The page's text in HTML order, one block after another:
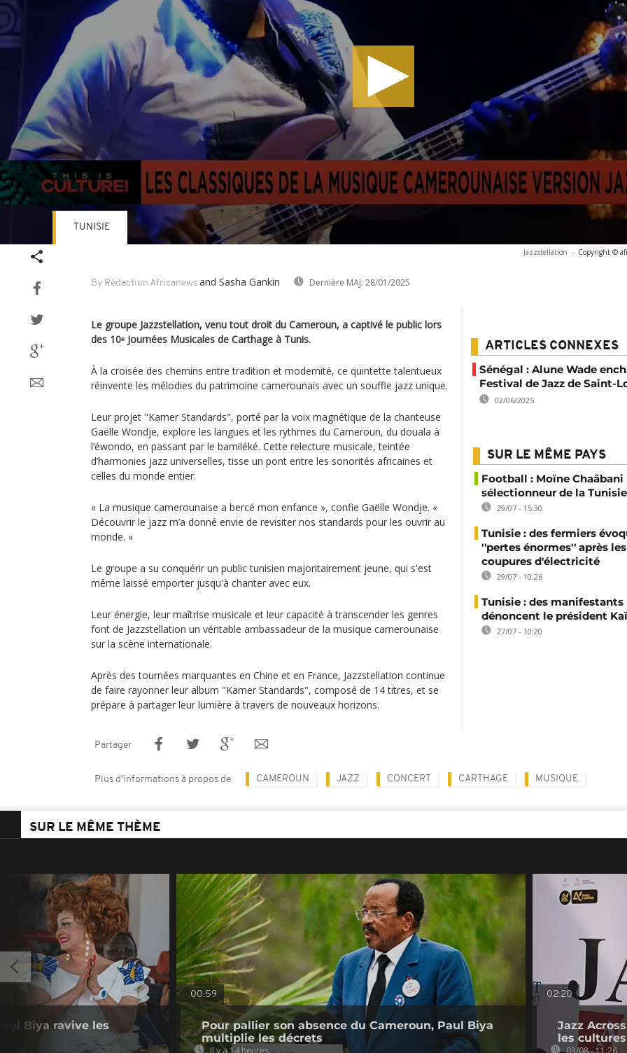
Jazzstellation - Copyright ©
By Rédaction Africanews and Sasha Gankin Dernière MAJ: 28/01/2025
TUNISIE
Le groupe Jazzstellation, venu tout droit du Cameroun, a captivé le public lors
des 10ᵉ Journées Musicales de Carthage à Tunis.
À la croisée des chemins entre tradition et modernité, ce quintette talentueux
réinvente les mélodies du patrimoine camerounais avec un souffle jazz unique.
Leur projet "Kamer Standards", porté par la voix magnétique de la chanteuse
Gaëlle Wondje, explore les langues et les rythmes du Cameroun, du douala à
l’éwondo, en passant par le bamiléké. Cette relecture musicale, teintée
d’harmonies jazz universelles, tisse un pont entre les sonorités africaines et
celles du monde entier.
« La musique camerounaise a bercé mon enfance », confie Gaëlle Wondje. «
Découvrir le jazz m’a donné envie de revisiter nos standards pour les ouvrir au
monde. »
Le groupe a su conquérir un public tunisien majoritairement jeune, qui s'est
même laissé emporter jusqu'à chanter avec eux.
Leur énergie, leur maîtrise musicale et leur capacité à transcender les genres
font de Jazzstellation un véritable ambassadeur de la musique camerounaise
sur la scène internationale.
Après des tournées marquantes en Chine et en France, Jazzstellation continue
de faire rayonner leur album "Kamer Standards", composé de 14 titres, et se
prépare à partager leur lumière à travers de nouveaux horizons.
ARTICLES CONNEXES
Sénégal : Alune Wade
Festival de Jazz de Saint-
02/06/2025
SUR LE MÊME PAYS
Football : Moïne
sélectionneur de la Tunisie
29/07 - 15:30
Tunisie : des fermiers
''pertes énormes'' après les
coupures d'électricité
29/07 - 10:26
Tunisie : des manifestants
dénoncent le président
27/07 - 10:20
Partager
Plus d'informations à propos de CAMEROUN JAZZ CONCERT CARTHAGE MUSIQUE
SUR LE MÊME THÈME
Biya ravive les
00:59
Pour pallier son absence du Cameroun, Paul Biya
multiplie les décrets
02:20
Jazz
les cultures